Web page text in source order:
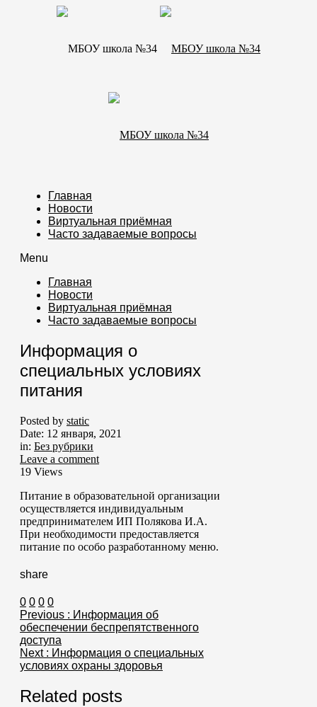
Главная
Новости
Виртуальная приёмная
Часто задаваемые вопросы
Menu
Главная
Новости
Виртуальная приёмная
Часто задаваемые вопросы
Информация о
специальных условиях
питания
Posted by static
Date: 12 января, 2021
in: Без рубрики
Leave a comment
19 Views
Питание в образовательной организации
осуществляется индивидуальным
предпринимателем ИП Полякова И.А.
При необходимости предоставляется
питание по особо разработанному меню.
share
0 0 0 0
Previous : Информация об
обеспечении беспрепятственного
доступа
Next : Информация о специальных
условиях охраны здоровья
Related posts